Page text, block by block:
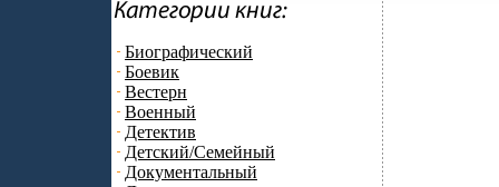
Биографический
Боевик
Вестерн
Военный
Детектив
Детский/Семейный
Документальный